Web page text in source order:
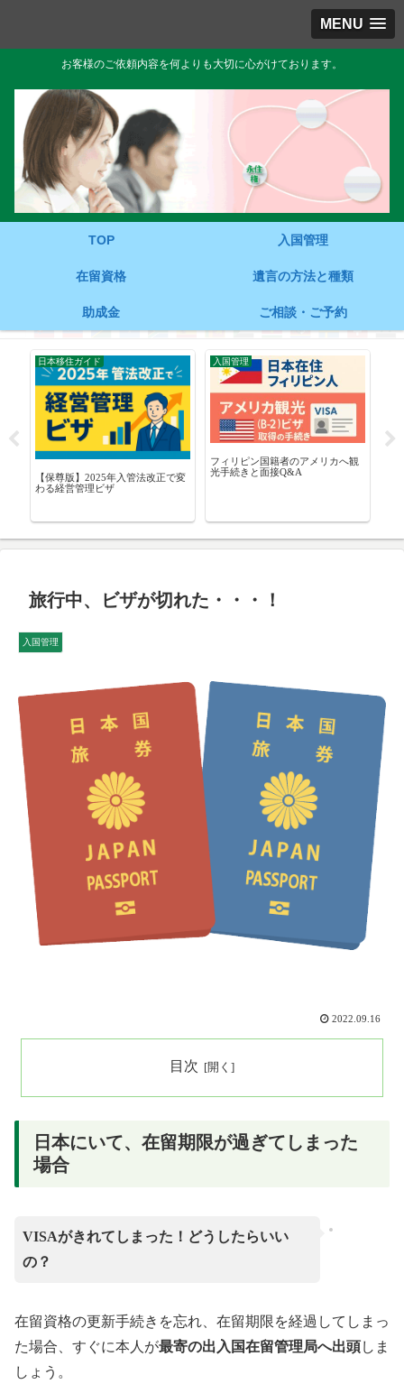
MENU
お客様のご依頼内容を何よりも大切に心がけております。
TOP 入国管理
在留資格 遺言の方法と種類
助成金 ご相談・ご予約
日本移住ガイド
【保尊版】2025年入管法改正で変
わる経営管理ビザ
入国管理
フィリピン国籍者のアメリカへ観
光手続きと面接Q&A
旅行中、ビザが切れた・・・！
入国管理
2022.09.16
目次
日本にいて、在留期限が過ぎてしまった
場合
VISAがきれてしまった！どうしたらいい
の？
在留資格の更新手続きを忘れ、在留期限を経過してしまっ
た場合、すぐに本人が最寄の出入国在留管理局へ出頭しま
しょう。